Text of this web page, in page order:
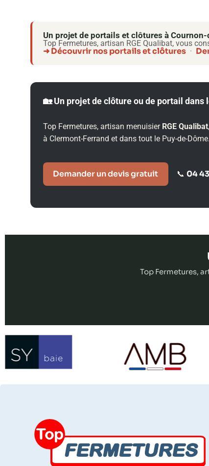
Un projet de portails et clôtures à
Top Fermetures, artisan RGE Qualibat, vous
➜ Découvrir nos portails et clôtures ·
🏡 Un projet de clôture ou de portail dans
Top Fermetures, artisan menuisier RGE Qualibat
à Clermont-Ferrand et dans tout le Puy-de-Dôme.
Demander un devis gratuit 📞 04
Top Fermetures,